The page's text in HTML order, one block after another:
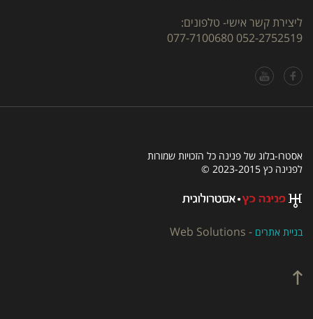
ליצירת קשר אישי- טלפונים:
052-2752519
077-7100680
אסטרו-בלוג של פנינה כל הזכויות שמורות
לפנינה כץ 2023-2015 ©
בניית אתרים -
Web Solutions